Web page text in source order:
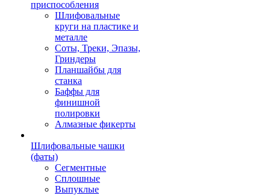
приспособления
Шлифовальные
круги на пластике и
металле
Соты, Треки, Эпазы,
Гриндеры
Планшайбы для
станка
Баффы для
финишной
полировки
Алмазные фикерты
Шлифовальные чашки
(фаты)
Сегментные
Сплошные
Выпуклые